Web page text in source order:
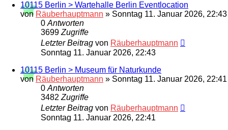
10115 Berlin > Wartehalle Berlin Eventlocation
von Räuberhauptmann » Sonntag 11. Januar 2026, 22:43
0 Antworten
3699 Zugriffe
Letzter Beitrag von Räuberhauptmann
Sonntag 11. Januar 2026, 22:43
10115 Berlin > Museum für Naturkunde
von Räuberhauptmann » Sonntag 11. Januar 2026, 22:41
0 Antworten
3482 Zugriffe
Letzter Beitrag von Räuberhauptmann
Sonntag 11. Januar 2026, 22:41